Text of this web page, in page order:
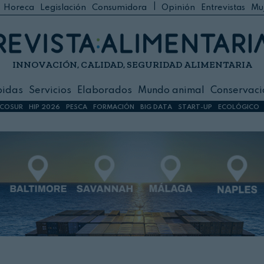
Horeca Legislación Consumidora Opinión Entrevistas
INNOVACIÓN, CALIDAD, SEGURIDAD ALIMENTARIA
Servicios Elaborados Mundo animal
Foodservice
primas
HIP 2026 PESCA FORMACIÓN BIG DATA START-UP ECOLÓGICO